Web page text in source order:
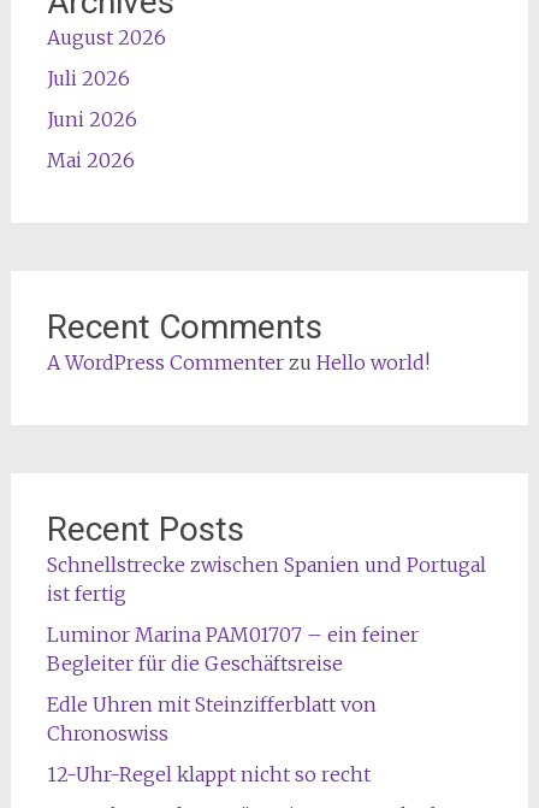
August 2026
Juli 2026
Juni 2026
Mai 2026
Recent Comments
A WordPress Commenterzu Hello world!
Recent Posts
Schnellstrecke zwischen Spanien und Portugal
ist fertig
Luminor Marina PAM01707 – ein feiner
Begleiter für die Geschäftsreise
Edle Uhren mit Steinzifferblatt von
Chronoswiss
12-Uhr-Regel klappt nicht so recht